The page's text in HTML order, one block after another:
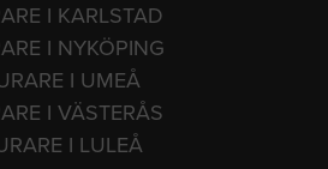
I KARLSTAD
I NYKÖPING
I UMEÅ
I VÄSTERÅS
I LULEÅ